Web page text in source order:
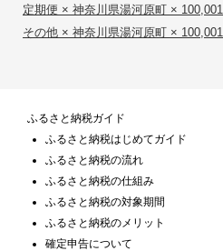
定期便 × 神奈川県湯河原町 ×
その他 × 神奈川県湯河原町 ×
ふるさと納税ガイド
ふるさと納税はじめてガイド
ふるさと納税の流れ
ふるさと納税の仕組み
ふるさと納税の対象期間
ふるさと納税のメリット
確定申告について